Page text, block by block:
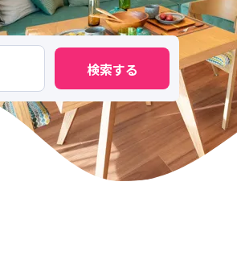
検索する